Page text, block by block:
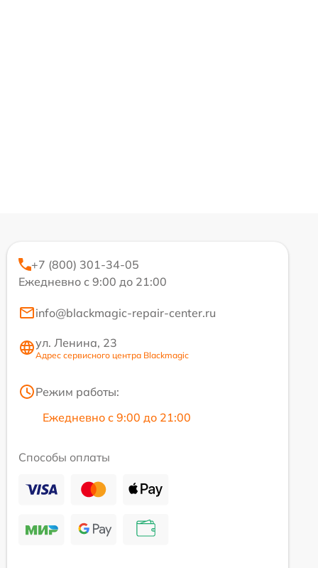
+7 (800) 301-34-05
Ежедневно с 9:00 до 21:00
info@blackmagic-repair-center.ru
ул. Ленина, 23
Адрес сервисного центра Blackmagic
Режим работы:
Ежедневно с 9:00 до 21:00
Способы оплаты